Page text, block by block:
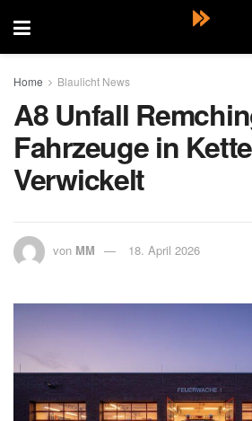
Home Blaulicht News
A8 Unfall
Fahrzeuge in
Verwickelt
von MM 18. April 2026